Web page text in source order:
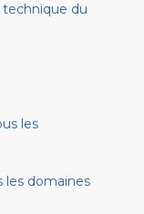
du
les
les domaines